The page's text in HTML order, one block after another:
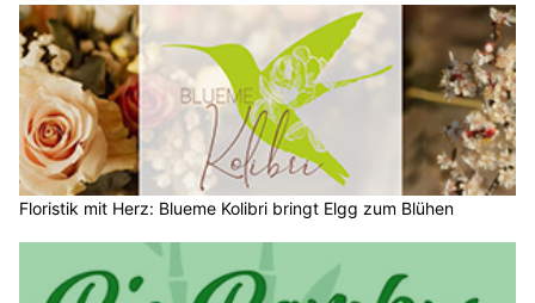
Floristik mit Herz: Blueme Kolibri bringt Elgg zum Blühen